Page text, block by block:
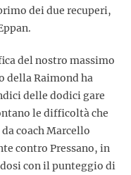
dei due recuperi,
del nostro massimo
della Raimond ha
delle dodici gare
le difficoltà che
coach Marcello
contro Pressano, in
con il punteggio di